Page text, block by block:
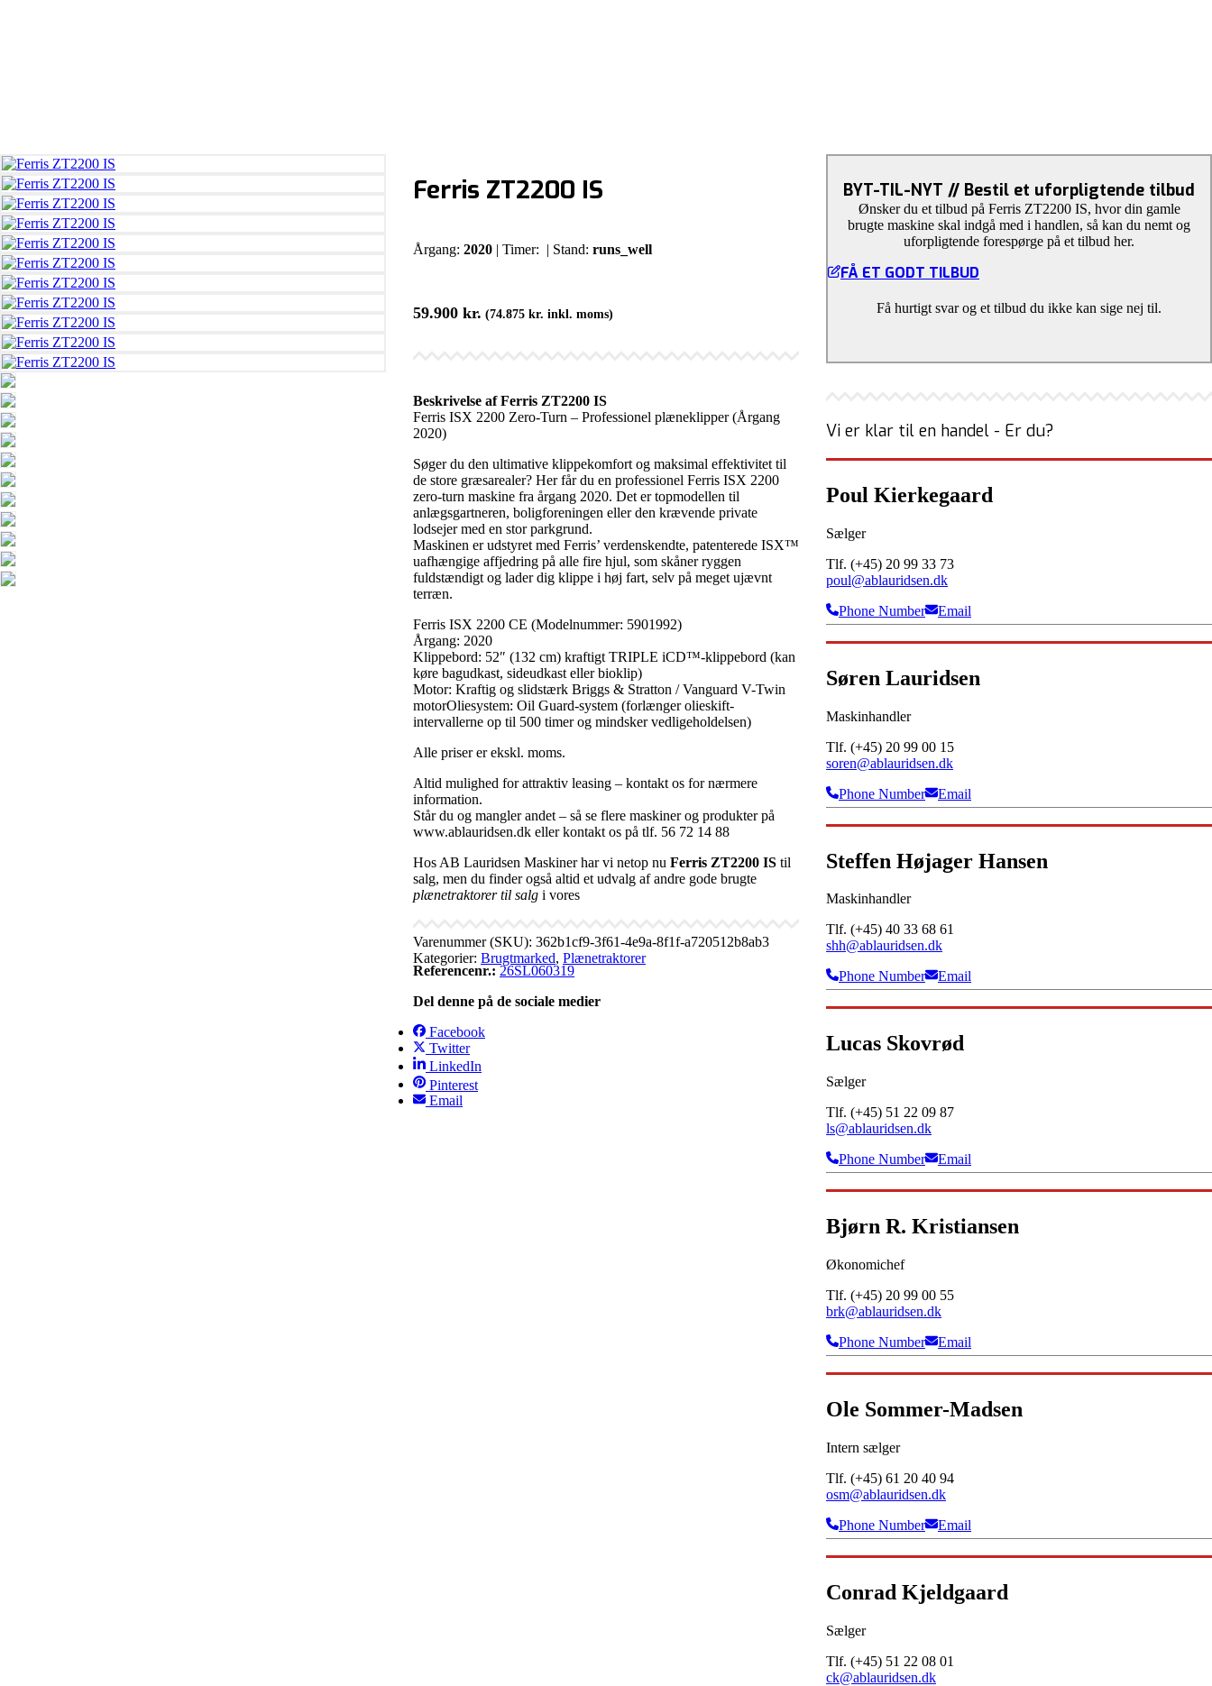
Ferris ZT2200 IS
Årgang: 2020 | Timer: | Stand: runs_well
59.900 kr. (74.875 kr. inkl. moms)
Beskrivelse af Ferris ZT2200 IS
Ferris ISX 2200 Zero-Turn – Professionel plæneklipper (Årgang
2020)
Søger du den ultimative klippekomfort og maksimal effektivitet til
de store græsarealer? Her får du en professionel Ferris ISX 2200
zero-turn maskine fra årgang 2020. Det er topmodellen til
anlægsgartneren, boligforeningen eller den krævende private
lodsejer med en stor parkgrund.
Maskinen er udstyret med Ferris’ verdenskendte, patenterede ISX™
uafhængige affjedring på alle fire hjul, som skåner ryggen
fuldstændigt og lader dig klippe i høj fart, selv på meget ujævnt
terræn.
Ferris ISX 2200 CE (Modelnummer: 5901992)
Årgang: 2020
Klippebord: 52″ (132 cm) kraftigt TRIPLE iCD™-klippebord (kan
køre bagudkast, sideudkast eller bioklip)
Motor: Kraftig og slidstærk Briggs & Stratton / Vanguard V-Twin
motorOliesystem: Oil Guard-system (forlænger olieskift-
intervallerne op til 500 timer og mindsker vedligeholdelsen)
Alle priser er ekskl. moms.
Altid mulighed for attraktiv leasing – kontakt os for nærmere
information.
Står du og mangler andet – så se flere maskiner og produkter på
www.ablauridsen.dk eller kontakt os på tlf. 56 72 14 88
Hos AB Lauridsen Maskiner har vi netop nu Ferris ZT2200 IS til
salg, men du finder også altid et udvalg af andre gode brugte
plænetraktorer til salg i vores
Varenummer (SKU): 362b1cf9-3f61-4e9a-8f1f-a720512b8ab3
Kategorier: Brugtmarked, Plænetraktorer
Referencenr.: 26SL060319
Del denne på de sociale medier
Facebook
Twitter
LinkedIn
Pinterest
Email
BYT-TIL-NYT // Bestil et uforpligtende tilbud
Ønsker du et tilbud på Ferris ZT2200 IS, hvor din gamle
brugte maskine skal indgå med i handlen, så kan du nemt og
uforpligtende forespørge på et tilbud her.
FÅ ET GODT TILBUD
Få hurtigt svar og et tilbud du ikke kan sige nej til.
Vi er klar til en handel - Er du?
Poul Kierkegaard
Sælger
Tlf. (+45) 20 99 33 73
poul@ablauridsen.dk
Phone Number
Email
Søren Lauridsen
Maskinhandler
Tlf. (+45) 20 99 00 15
soren@ablauridsen.dk
Phone Number
Email
Steffen Højager Hansen
Maskinhandler
Tlf. (+45) 40 33 68 61
shh@ablauridsen.dk
Phone Number
Email
Lucas Skovrød
Sælger
Tlf. (+45) 51 22 09 87
ls@ablauridsen.dk
Phone Number
Email
Bjørn R. Kristiansen
Økonomichef
Tlf. (+45) 20 99 00 55
brk@ablauridsen.dk
Phone Number
Email
Ole Sommer-Madsen
Intern sælger
Tlf. (+45) 61 20 40 94
osm@ablauridsen.dk
Phone Number
Email
Conrad Kjeldgaard
Sælger
Tlf. (+45) 51 22 08 01
ck@ablauridsen.dk